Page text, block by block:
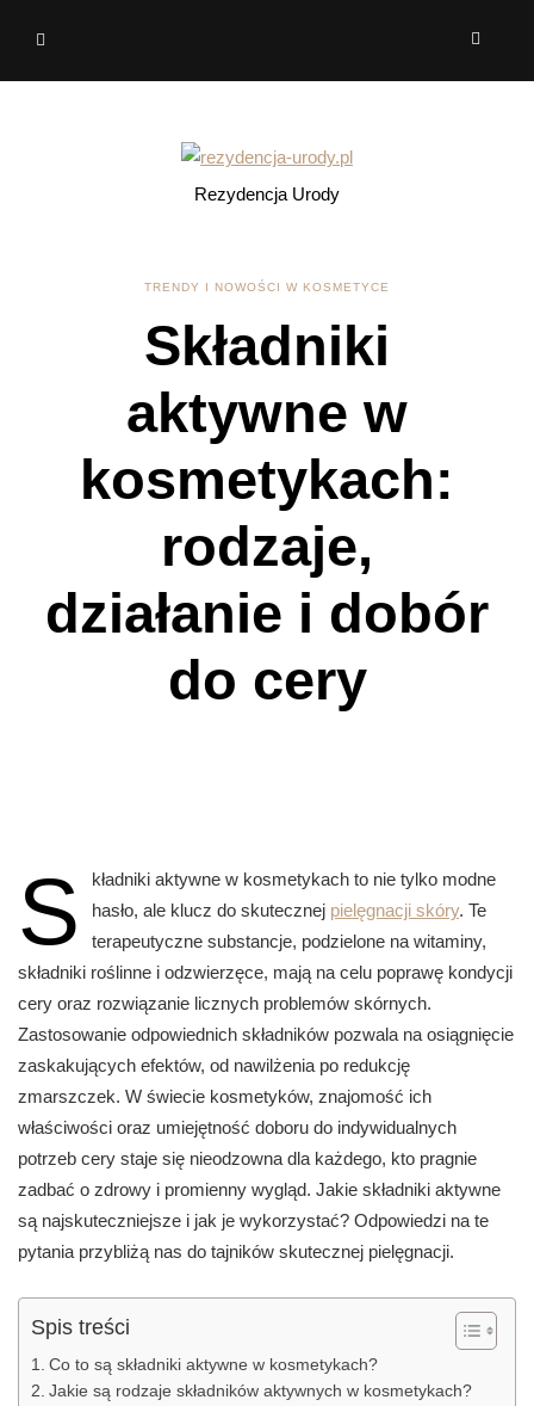
Rezydencja Urody
TRENDY I NOWOŚCI W KOSMETYCE
Składniki
aktywne w
kosmetykach:
rodzaje,
działanie i dobór
do cery
S
kładniki aktywne w kosmetykach to nie tylko modne
hasło, ale klucz do skutecznej pielęgnacji skóry. Te
terapeutyczne substancje, podzielone na witaminy,
składniki roślinne i odzwierzęce, mają na celu poprawę kondycji
cery oraz rozwiązanie licznych problemów skórnych.
Zastosowanie odpowiednich składników pozwala na osiągnięcie
zaskakujących efektów, od nawilżenia po redukcję
zmarszczek. W świecie kosmetyków, znajomość ich
właściwości oraz umiejętność doboru do indywidualnych
potrzeb cery staje się nieodzowna dla każdego, kto pragnie
zadbać o zdrowy i promienny wygląd. Jakie składniki aktywne
są najskuteczniejsze i jak je wykorzystać? Odpowiedzi na te
pytania przybliżą nas do tajników skutecznej pielęgnacji.
Spis treści
Co to są składniki aktywne w kosmetykach?
Jakie są rodzaje składników aktywnych w kosmetykach?